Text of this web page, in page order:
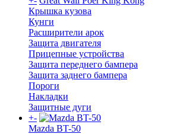
Крышка кузова
Кунги
Расширители арок
Защита двигателя
Прицепные устройства
Защита переднего бампера
Защита заднего бампера
Пороги
Накладки
Защитные дуги
+-
Mazda BT-50